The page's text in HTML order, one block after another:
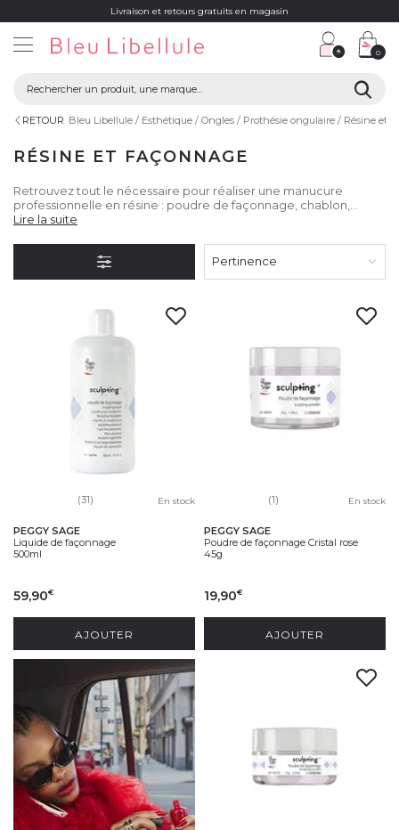
Livraison et retours gratuits en magasin
0
RETOUR Bleu Libellule Esthétique Ongles Prothésie ongulaire Résine et
RÉSINE ET FAÇONNAGE
Retrouvez tout le nécessaire pour réaliser une manucure
professionnelle en résine : poudre de façonnage, chablon,
primer, top coat, etc.
Lire la suite
Pertinence
(31) En stock
PEGGY SAGE
Liquide de façonnage
500ml
59,90€
AJOUTER
(1) En stock
PEGGY SAGE
Poudre de façonnage Cristal rose
45g
19,90€
AJOUTER